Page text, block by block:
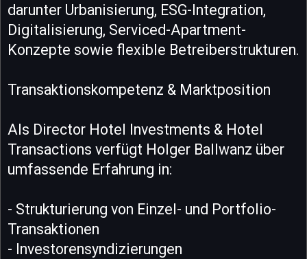
darunter Urbanisierung, ESG-Integration,
Digitalisierung, Serviced-Apartment-
Konzepte sowie flexible Betreiberstrukturen.
Transaktionskompetenz & Marktposition
Als Director Hotel Investments & Hotel
Transactions verfügt Holger Ballwanz über
umfassende Erfahrung in:
- Strukturierung von Einzel- und Portfolio-
Transaktionen
- Investorensyndizierungen